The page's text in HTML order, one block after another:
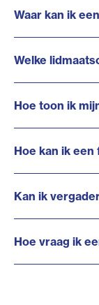
Waar kan ik
Welke
Hoe toon ik
Hoe kan ik
Kan ik
Hoe vraag ik